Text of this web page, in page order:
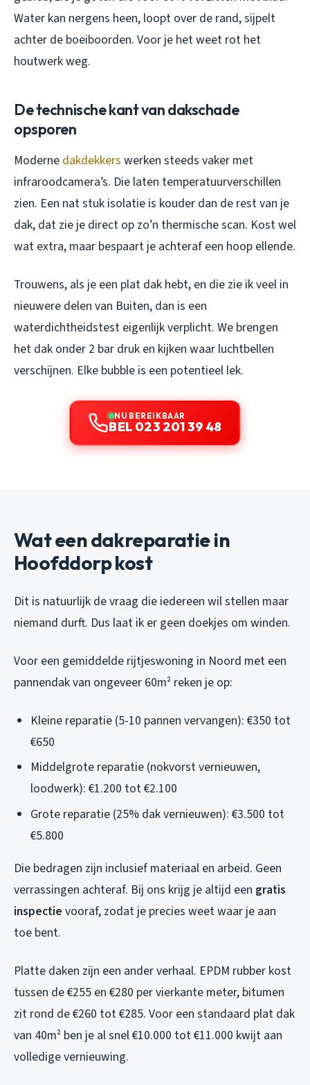
Water kan nergens heen, loopt over de rand, sijpelt
achter de boeiboorden. Voor je het weet rot het
houtwerk weg.
De technische kant van dakschade
opsporen
Moderne dakdekkers werken steeds vaker met
infraroodcamera’s. Die laten temperatuurverschillen
zien. Een nat stuk isolatie is kouder dan de rest van je
dak, dat zie je direct op zo’n thermische scan. Kost wel
wat extra, maar bespaart je achteraf een hoop ellende.
Trouwens, als je een plat dak hebt, en die zie ik veel in
nieuwere delen van Buiten, dan is een
waterdichtheidstest eigenlijk verplicht. We brengen
het dak onder 2 bar druk en kijken waar luchtbellen
verschijnen. Elke bubble is een potentieel lek.
NU BEREIKBAAR
BEL 023 201 39 48
Wat een dakreparatie in
Hoofddorp kost
Dit is natuurlijk de vraag die iedereen wil stellen maar
niemand durft. Dus laat ik er geen doekjes om winden.
Voor een gemiddelde rijtjeswoning in Noord met een
pannendak van ongeveer 60m² reken je op:
Kleine reparatie (5-10 pannen vervangen): €350 tot
€650
Middelgrote reparatie (nokvorst vernieuwen,
loodwerk): €1.200 tot €2.100
Grote reparatie (25% dak vernieuwen): €3.500 tot
€5.800
Die bedragen zijn inclusief materiaal en arbeid. Geen
verrassingen achteraf. Bij ons krijg je altijd een gratis
inspectie vooraf, zodat je precies weet waar je aan
toe bent.
Platte daken zijn een ander verhaal. EPDM rubber kost
tussen de €255 en €280 per vierkante meter, bitumen
zit rond de €260 tot €285. Voor een standaard plat dak
van 40m² ben je al snel €10.000 tot €11.000 kwijt aan
volledige vernieuwing.